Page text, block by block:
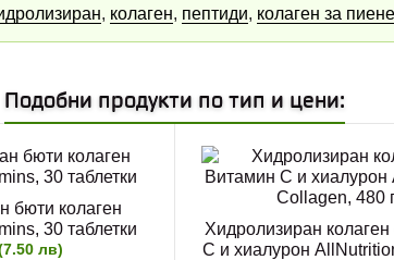
, колаген, пептиди, колаген за пиене
Подобни продукти по тип и цени:
бюти колаген
30 таблетки
лв)
Хидролизиран
C и хиалурон